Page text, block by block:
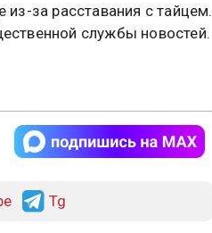
из-за расставания с тайцем.
службы новостей.
Tg